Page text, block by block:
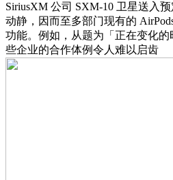
SiriusXM 公司 SXM-10 卫星送入预
动静，因而至多部门现有的
功能。例如，从题为「正在变化
些企业的合作体例令人难以启齿